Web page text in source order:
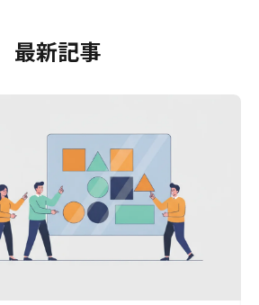
最新記事